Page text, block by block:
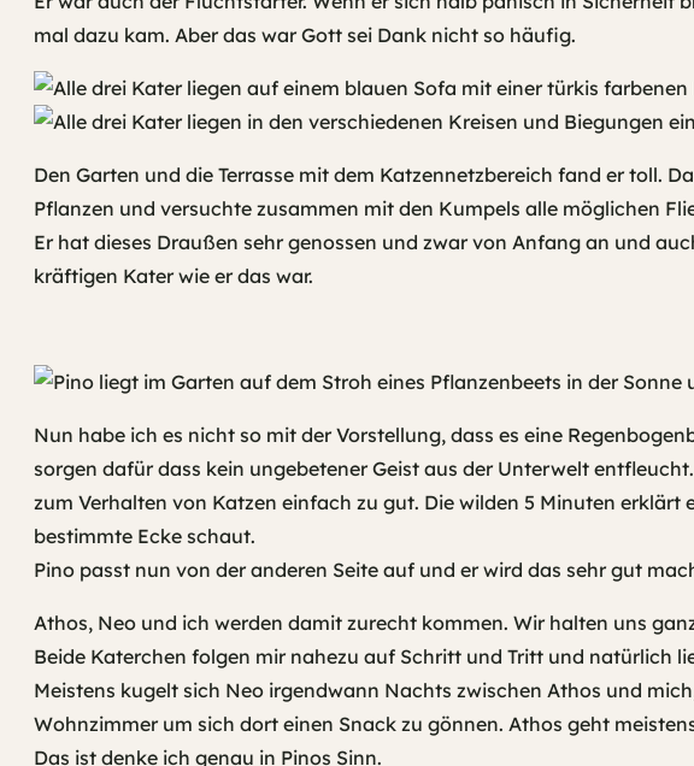
mal dazu kam. Aber das war Gott sei Dank nicht so häufig.
Den Garten und die Terrasse mit dem Katzennetzbereich fand er toll.
Pflanzen und versuchte zusammen mit den Kumpels alle möglichen
Er hat dieses Draußen sehr genossen und zwar von Anfang an und
kräftigen Kater wie er das war.
Nun habe ich es nicht so mit der Vorstellung, dass es eine
sorgen dafür dass kein ungebetener Geist aus der Unterwelt
zum Verhalten von Katzen einfach zu gut. Die wilden 5 Minuten
bestimmte Ecke schaut.
Pino passt nun von der anderen Seite auf und er wird das sehr gut
Athos, Neo und ich werden damit zurecht kommen. Wir halten uns
Beide Katerchen folgen mir nahezu auf Schritt und Tritt und natürlich
Meistens kugelt sich Neo irgendwann Nachts zwischen Athos und
Wohnzimmer um sich dort einen Snack zu gönnen. Athos geht
Das ist denke ich genau in Pinos Sinn.